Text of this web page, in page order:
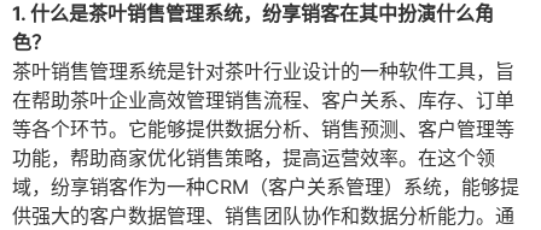
1. 什么是茶叶销售管理系统，纷享销客在其中扮演什么角
色？
茶叶销售管理系统是针对茶叶行业设计的一种软件工具，旨
在帮助茶叶企业高效管理销售流程、客户关系、库存、订单
等各个环节。它能够提供数据分析、销售预测、客户管理等
功能，帮助商家优化销售策略，提高运营效率。在这个领
域，纷享销客作为一种CRM（客户关系管理）系统，能够提
供强大的客户数据管理、销售团队协作和数据分析能力。通